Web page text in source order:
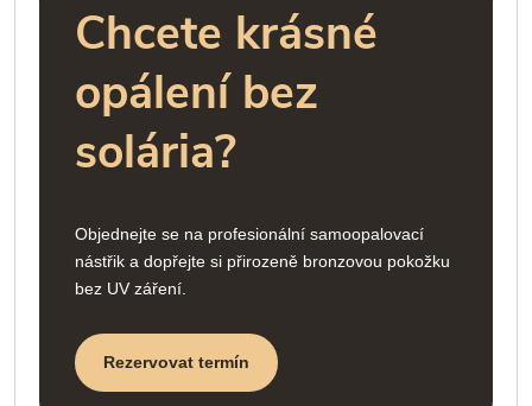
Chcete krásné
opálení bez
solária?
Objednejte se na profesionální samoopalovací
nástřik a dopřejte si přirozeně bronzovou pokožku
bez UV záření.
Rezervovat termín